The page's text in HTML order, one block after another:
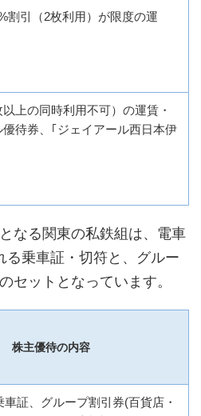
割引（2枚利用）が限度の運
上の同時利用不可）の運賃・
待券、｢ジェイアール西日本伊
なる関東の私鉄組は、電車
る乗車証・切符と、グルー
セットとなっています。
株主優待の内容
証、グループ割引券(百貨店・